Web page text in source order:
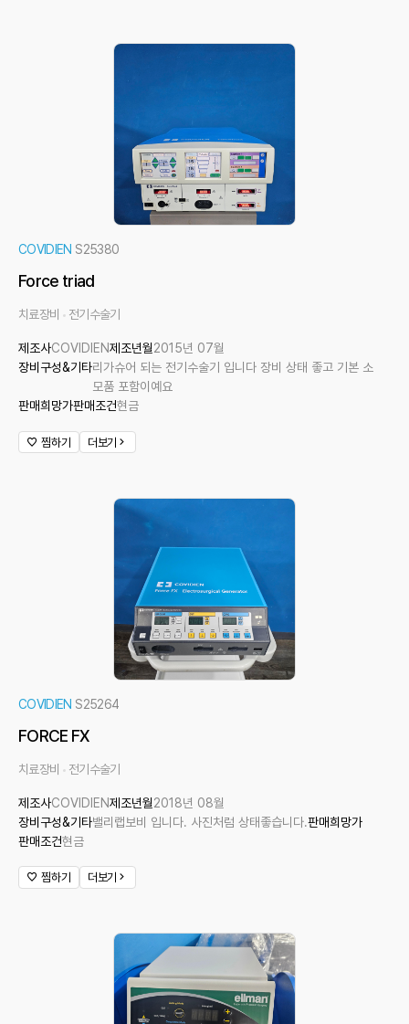
COVIDIEN S25380
Force triad
치료장비 전기수술기
제조사COVIDIEN제조년월2015년 07월
장비구성&기타리가슈어 되는 전기수술기 입니다 장비 상태 좋고 기본 소
모품 포함이예요
판매희망가판매조건현금
찜하기 더보기
COVIDIEN S25264
FORCE FX
치료장비 전기수술기
제조사COVIDIEN제조년월2018년 08월
장비구성&기타
밸리랩보비 입니다. 사진처럼 상태좋습니다.판매희망가
판매조건현금
찜하기 더보기